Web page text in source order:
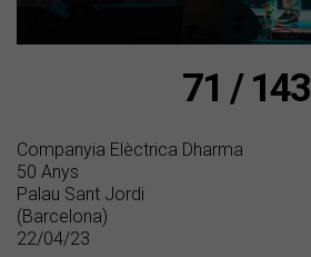
71 / 143
Companyia Elèctrica Dharma
50 Anys
Palau Sant Jordi
(Barcelona)
22/04/23